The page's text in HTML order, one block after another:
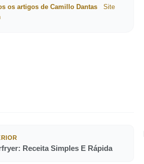
os artigos de Camillo Dantas
Site
Receita Simples E Rápida